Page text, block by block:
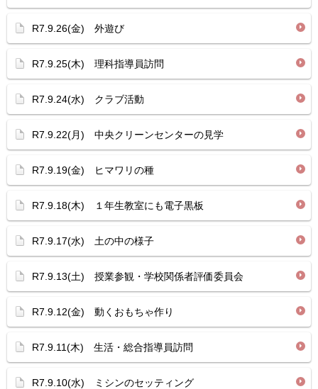
R7.9.26(金) 外遊び
R7.9.25(木) 理科指導員訪問
R7.9.24(水) クラブ活動
R7.9.22(月) 中央クリーンセンターの見学
R7.9.19(金) ヒマワリの種
R7.9.18(木) １年生教室にも電子黒板
R7.9.17(水) 土の中の様子
R7.9.13(土) 授業参観・学校関係者評価委員会
R7.9.12(金) 動くおもちゃ作り
R7.9.11(木) 生活・総合指導員訪問
R7.9.10(水) ミシンのセッティング